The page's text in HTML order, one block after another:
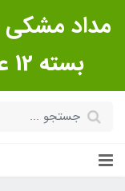
بسته 12 عددی